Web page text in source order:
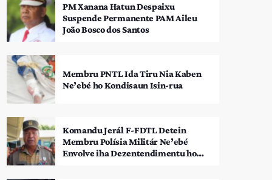
PM Xanana Hatun Despaixu
Suspende Permanente PAM Aileu
João Bosco dos Santos
Membru PNTL Ida Tiru Nia Kaben
Ne’ebé ho Kondisaun Isin-rua
Komandu Jerál F-FDTL Detein
Membru Polísia Militár Ne’ebé
Envolve iha Dezentendimentu ho